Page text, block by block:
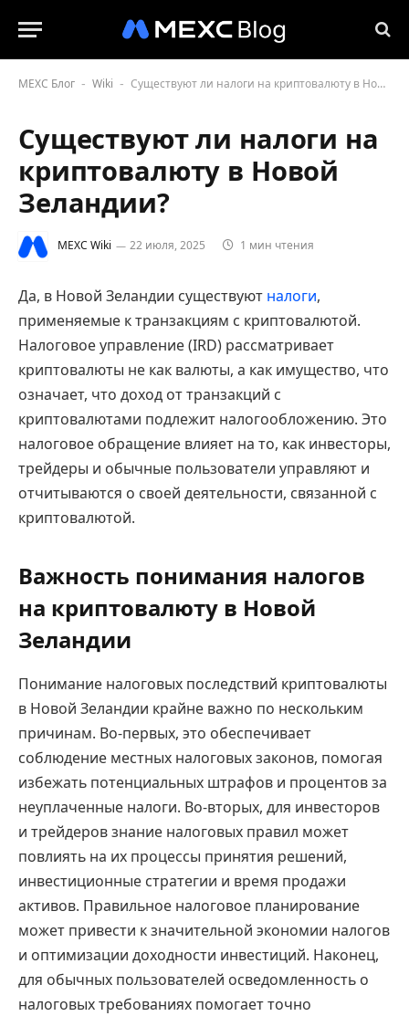
MEXC Блог - Wiki - Существуют ли налоги на криптовалюту в Новой Зеландии?
Существуют ли налоги на
криптовалюту в Новой
Зеландии?
MEXC Wiki 22 июля, 2025 1 мин чтения
Да, в Новой Зеландии существуют налоги,
применяемые к транзакциям с криптовалютой.
Налоговое управление (IRD) рассматривает
криптовалюты не как валюты, а как имущество, что
означает, что доход от транзакций с
криптовалютами подлежит налогообложению. Это
налоговое обращение влияет на то, как инвесторы,
трейдеры и обычные пользователи управляют и
отчитываются о своей деятельности, связанной с
криптовалютой.
Важность понимания налогов
на криптовалюту в Новой
Зеландии
Понимание налоговых последствий криптовалюты
в Новой Зеландии крайне важно по нескольким
причинам. Во-первых, это обеспечивает
соблюдение местных налоговых законов, помогая
избежать потенциальных штрафов и процентов за
неуплаченные налоги. Во-вторых, для инвесторов
и трейдеров знание налоговых правил может
повлиять на их процессы принятия решений,
инвестиционные стратегии и время продажи
активов. Правильное налоговое планирование
может привести к значительной экономии налогов
и оптимизации доходности инвестиций. Наконец,
для обычных пользователей осведомленность о
налоговых требованиях помогает точно